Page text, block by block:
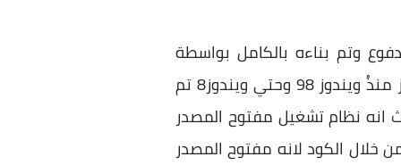
وتم بناءه بالكامل بواسطة
مايكروسوفت وغير مسموح لاي شركة او شخص اخر بالتعديل عليه ، لذلك فجميع نسخ الويندوز منذُ ويندوز 98 وحتي ويندوز8 تم
انه نظام تشغيل مفتوح المصدر
الكود لانه مفتوح المصدر